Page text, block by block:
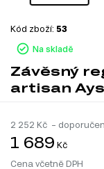
Na skladě
Kód zboží: 53
Závěsný
artisan
2 252 Kč –
1 689 Kč
Cena včetně DPH